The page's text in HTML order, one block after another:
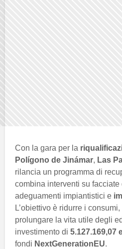
Con la gara per la
Polígono de Jinámar, Las
rilancia un programma di
combina interventi su facciate
adeguamenti impiantistici e
L’obiettivo è ridurre i
prolungare la vita utile degli
investimento di 5.127.169,07
fondi NextGenerationEU.